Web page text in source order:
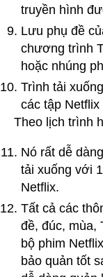
truyền hình
Lưu phụ đề
chương trình
hoặc nhúng
Trình tải
các tập
Theo lịch trình
Nó rất dễ
tải xuống với
Netflix.
Tất cả các
đề, đúc, mùa,
bộ phim
bảo quản tốt